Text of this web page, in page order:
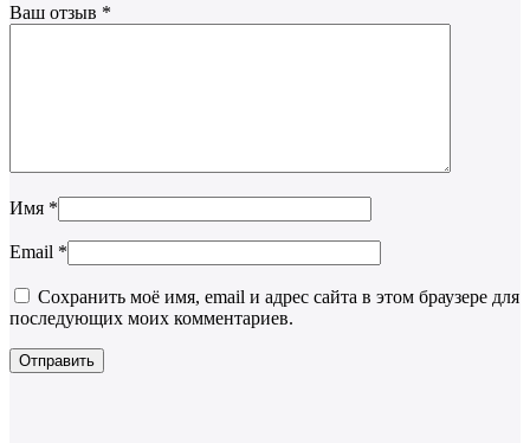
Ваш отзыв *
Имя *
Email *
Сохранить моё имя, email и адрес сайта в этом браузере для
последующих моих комментариев.